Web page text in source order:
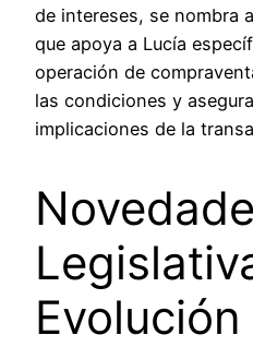
de intereses, se nombra
que apoya a Lucía
operación de
las condiciones y
implicaciones de la